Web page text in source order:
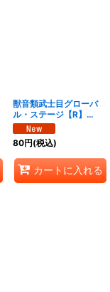
獣音類武士目グローバ
ル・ステージ【R】
{26RP227/77}《多》
80円(税込)
カートに入れる